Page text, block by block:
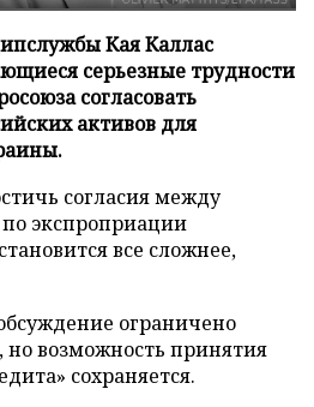
Кая Каллас
серьезные трудности
согласовать
активов для
согласия между
экспроприации
все сложнее,
ограничено
возможность принятия
сохраняется.